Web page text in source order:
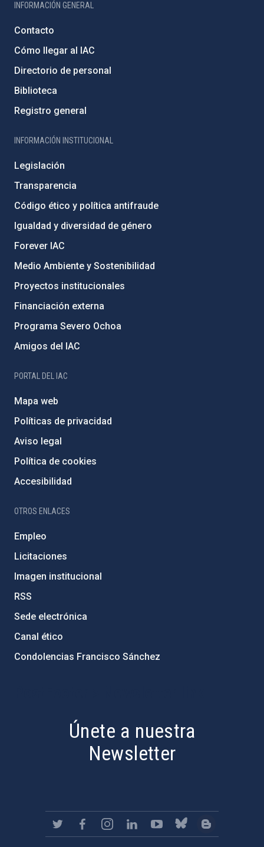
INFORMACIÓN GENERAL
Contacto
Cómo llegar al IAC
Directorio de personal
Biblioteca
Registro general
INFORMACIÓN INSTITUCIONAL
Legislación
Transparencia
Código ético y política antifraude
Igualdad y diversidad de género
Forever IAC
Medio Ambiente y Sostenibilidad
Proyectos institucionales
Financiación externa
Programa Severo Ochoa
Amigos del IAC
PORTAL DEL IAC
Mapa web
Políticas de privacidad
Aviso legal
Política de cookies
Accesibilidad
OTROS ENLACES
Empleo
Licitaciones
Imagen institucional
RSS
Sede electrónica
Canal ético
Condolencias Francisco Sánchez
Únete a nuestra
Newsletter